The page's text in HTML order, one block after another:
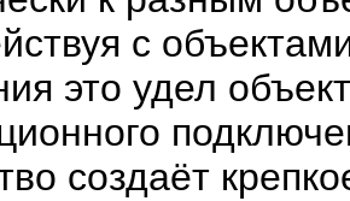
с
это удел
создаёт